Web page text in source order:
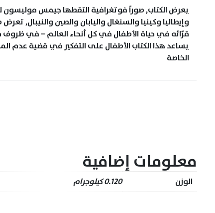
يعرض الكتاب, صوراً فوتغرافية التقطها جيمس موليسون
وإيطاليا وكينيا والسنغال واليابان والصين
قرّائه في حياة الأطفال في كل أنحاء العالم – في
يساعد هذا الكتاب الأطفال على التفكير في قضية عدم
الخاصة
معلومات إضافية
الوزن 0.120 كيلوجرام